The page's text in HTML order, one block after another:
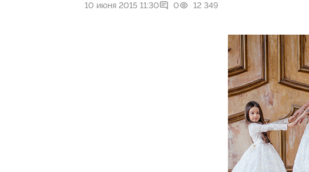
10 июня 2015 11:30 0 12 349